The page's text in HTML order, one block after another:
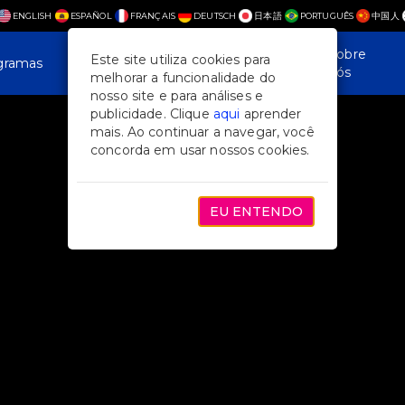
ENGLISH ESPAÑOL FRANÇAIS DEUTSCH 日本語 PORTUGUÊS 中国人
Plan Your
Visit
Notícias e
recursos
Sobre
nós
Este site utiliza cookies para
melhorar a funcionalidade do
nosso site e para análises e
publicidade. Clique aqui aprender
mais. Ao continuar a navegar, você
concorda em usar nossos cookies.
EU ENTENDO